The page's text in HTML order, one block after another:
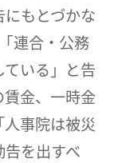
もとづかな
連合・公務
いる」と告
金、一時金
事院は被災
を出すべ